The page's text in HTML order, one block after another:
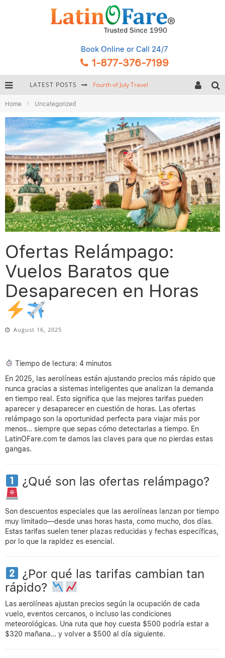
Book Online or Call 24/7
1-877-376-7199
LATEST POSTS Fourth of July Travel
Hurricane Season Caribbean
Getting Around Miami: Complete Public Transportation Guide
Home Uncategorized
Ofertas Relámpago:
Vuelos Baratos que
Desaparecen en Horas
August 16, 2025
Tiempo de lectura: 4 minutos
En 2025, las aerolíneas están ajustando precios más rápido que
nunca gracias a sistemas inteligentes que analizan la demanda
en tiempo real. Esto significa que las mejores tarifas pueden
aparecer y desaparecer en cuestión de horas. Las ofertas
relámpago son la oportunidad perfecta para viajar más por
menos… siempre que sepas cómo detectarlas a tiempo. En
LatinOFare.com te damos las claves para que no pierdas estas
gangas.
¿Qué son las ofertas relámpago?
Son descuentos especiales que las aerolíneas lanzan por tiempo
muy limitado—desde unas horas hasta, como mucho, dos días.
Estas tarifas suelen tener plazas reducidas y fechas específicas,
por lo que la rapidez es esencial.
¿Por qué las tarifas cambian tan
rápido?
Las aerolíneas ajustan precios según la ocupación de cada
vuelo, eventos cercanos, o incluso las condiciones
meteorológicas. Una ruta que hoy cuesta $500 podría estar a
$320 mañana… y volver a $500 al día siguiente.